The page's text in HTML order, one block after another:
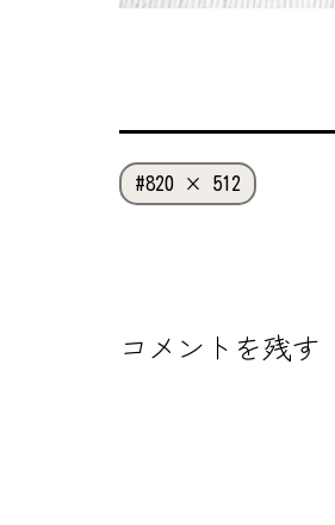
フ
820 × 512
コメントを残す